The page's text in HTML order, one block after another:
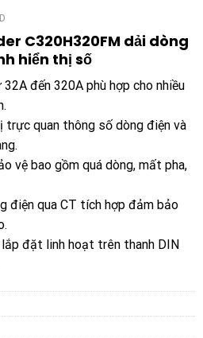
C320H320FM dải dòng
hiển thị số
đến 320A phù hợp cho nhiều
trực quan thông số dòng điện và
vệ bao gồm quá dòng, mất pha,
điện qua CT tích hợp đảm bảo
đặt linh hoạt trên thanh DIN